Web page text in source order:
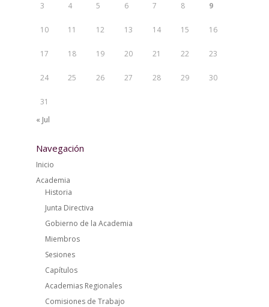
3 4 5 6 7 8 9
10 11 12 13 14 15 16
17 18 19 20 21 22 23
24 25 26 27 28 29 30
31
« Jul
Navegación
Inicio
Academia
Historia
Junta Directiva
Gobierno de la Academia
Miembros
Sesiones
Capítulos
Academias Regionales
Comisiones de Trabajo